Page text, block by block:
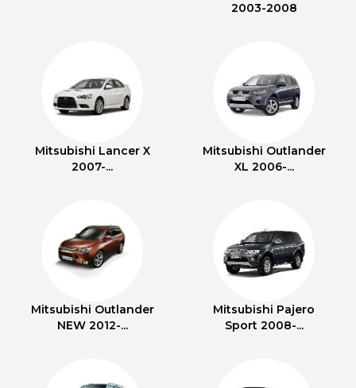
2003-2008
Mitsubishi Lancer X
2007-...
Mitsubishi Outlander
XL 2006-...
Mitsubishi Outlander
NEW 2012-...
Mitsubishi Pajero
Sport 2008-...